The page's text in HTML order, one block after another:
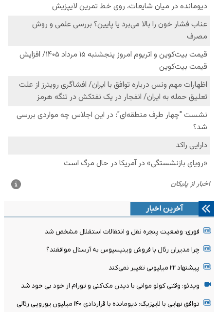
آخرین اخبار
فوری: وضعیت پنجره نقل و انتقالات استقلال مشخص شد
چرا مدیران رئال با فروش وینیسیوس به آرسنال موافقند؟
پیشنهاد ۲۲ میلیونی تغییر نمی‌کند
ویدئو: وقتی کولو موانی با دیدن مک‌کنی و تورام از خود بی خود شد
توافق نهایی با لایپزیگ: دیومانده با قراردادی ۱۴۰ میلیون یورویی رئالی